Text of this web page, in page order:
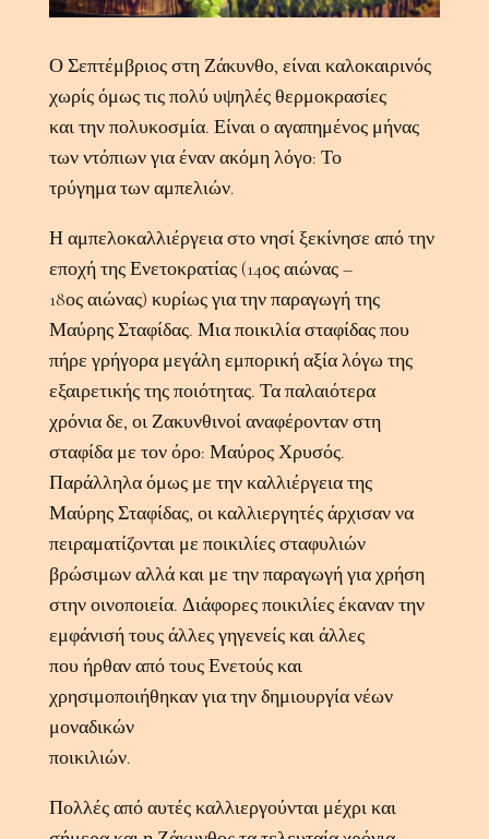
Ο Σεπτέμβριος στη Ζάκυνθο, είναι καλοκαιρινός
χωρίς όμως τις πολύ υψηλές θερμοκρασίες
και την πολυκοσμία. Είναι ο αγαπημένος μήνας
των ντόπιων για έναν ακόμη λόγο: Το
τρύγημα των αμπελιών.
Η αμπελοκαλλιέργεια στο νησί ξεκίνησε από την
εποχή της Ενετοκρατίας (14ος αιώνας –
18ος αιώνας) κυρίως για την παραγωγή της
Μαύρης Σταφίδας. Μια ποικιλία σταφίδας που
πήρε γρήγορα μεγάλη εμπορική αξία λόγω της
εξαιρετικής της ποιότητας. Τα παλαιότερα
χρόνια δε, οι Ζακυνθινοί αναφέρονταν στη
σταφίδα με τον όρο: Μαύρος Χρυσός.
Παράλληλα όμως με την καλλιέργεια της
Μαύρης Σταφίδας, οι καλλιεργητές άρχισαν να
πειραματίζονται με ποικιλίες σταφυλιών
βρώσιμων αλλά και με την παραγωγή για χρήση
στην οινοποιεία. Διάφορες ποικιλίες έκαναν την
εμφάνισή τους άλλες γηγενείς και άλλες
που ήρθαν από τους Ενετούς και
χρησιμοποιήθηκαν για την δημιουργία νέων
μοναδικών
ποικιλιών.
Πολλές από αυτές καλλιεργούνται μέχρι και